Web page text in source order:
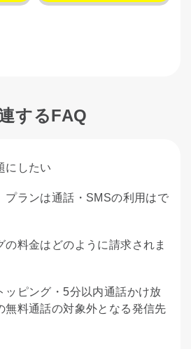
するFAQ
にしたい
プランは通話・SMSの利用はで
の料金はどのように請求されま
ッピング・5分以内通話かけ放
無料通話の対象外となる発信先